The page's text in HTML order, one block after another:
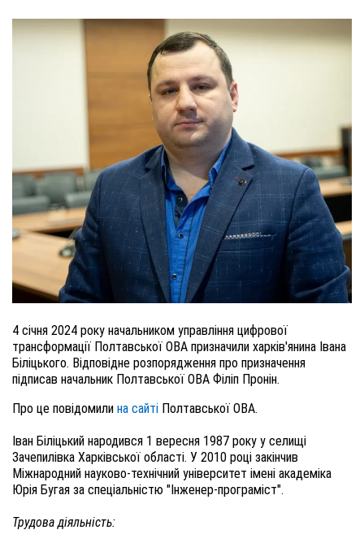
4 січня 2024 року начальником управління цифрової
трансформації Полтавської ОВА призначили харків'янина Івана
Біліцького. Відповідне розпорядження про призначення
підписав начальник Полтавської ОВА Філіп Пронін.
Про це повідомили на сайті Полтавської ОВА.
Іван Біліцький народився 1 вересня 1987 року у селищі
Зачепилівка Харківської області. У 2010 році закінчив
Міжнародний науково-технічний університет імені академіка
Юрія Бугая за спеціальністю "Інженер-програміст".
Трудова діяльність: